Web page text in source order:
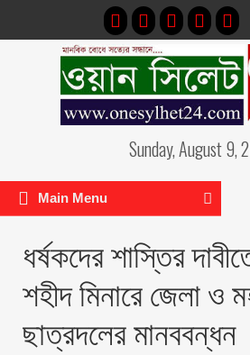
Sunday, August 9,
Main Menu
ধর্ষকদের শাস্তির
শহীদ মিনারে জেলা ও
ছাত্রদলের মানববন্ধন